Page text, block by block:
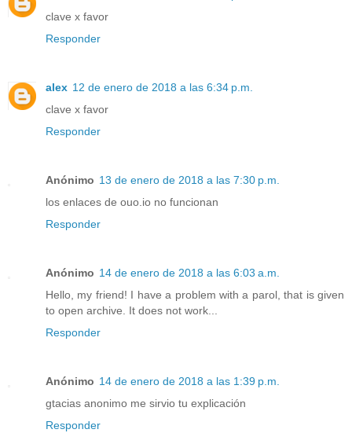
clave x favor
Responder
alex 12 de enero de 2018 a las 6:34 p.m.
clave x favor
Responder
Anónimo 13 de enero de 2018 a las 7:30 p.m.
los enlaces de ouo.io no funcionan
Responder
Anónimo 14 de enero de 2018 a las 6:03 a.m.
Hello, my friend! I have a problem with a parol, that is given
to open archive. It does not work...
Responder
Anónimo 14 de enero de 2018 a las 1:39 p.m.
gtacias anonimo me sirvio tu explicación
Responder